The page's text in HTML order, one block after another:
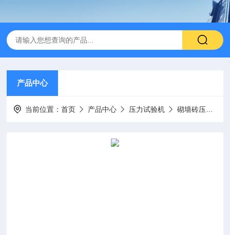
产品中心
当前位置：首页 产品中心 压力试验机 砌墙砖压力试验机